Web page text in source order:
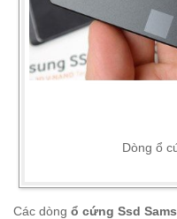
Dòng ổ
Các dòng ổ cứng Ssd